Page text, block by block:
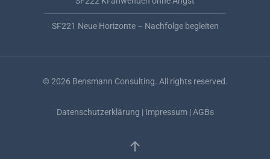
SF221 Neue Horizonte – Nachfolge begleiten
©2026 Bensmann Consulting. All rights reserved.
Datenschutzerklärung | Impressum| AGBs